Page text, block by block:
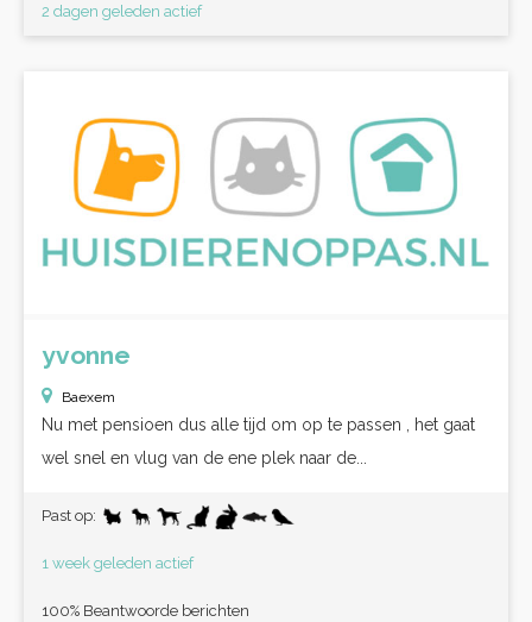
2 dagen geleden actief
yvonne
Baexem
Nu met pensioen dus alle tijd om op te passen , het gaat
wel snel en vlug van de ene plek naar de...
Past op:
1 week geleden actief
100% Beantwoorde berichten